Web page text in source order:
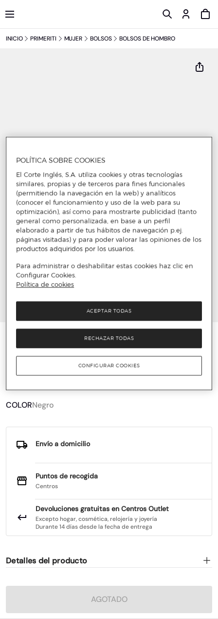
INICIO PRIMERITI MUJER BOLSOS BOLSOS DE HOMBRO
Bolso de hombro mini negro con cremallera y
bandolera extraíble
27 €69,90 €61%
COLORNegro
Envío a domicilio
Puntos de recogida
Centros
Devoluciones gratuitas en Centros Outlet
Excepto hogar, cosmética, relojería y joyería
Durante 14 días desde la fecha de entrega
Detalles del producto
AGOTADO
POLÍTICA SOBRE COOKIES
El Corte Inglés, S.A. utiliza cookies y otras tecnologías
similares, propias y de terceros para fines funcionales
(permitiendo la navegación en la web) y analíticos
(conocer el funcionamiento y uso de la web para su
optimización), así como para mostrarte publicidad (tanto
general como personalizada, en base a un perfil
elaborado a partir de tus hábitos de navegación p.ej.
páginas visitadas) y para poder valorar las opiniones de los
productos adquiridos por los usuarios.
Para administrar o deshabilitar estas cookies haz clic en
Configurar Cookies.
Política de cookies
RECHAZAR TODAS
ACEPTAR TODAS
CONFIGURAR COOKIES